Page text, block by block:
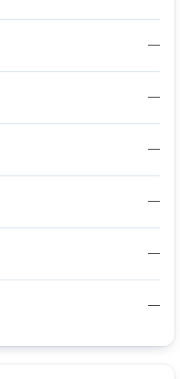
—
—
—
—
—
—